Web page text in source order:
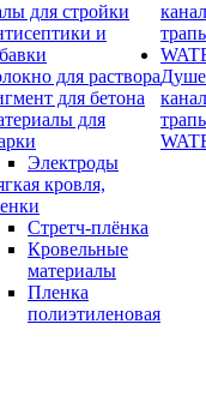
для стройки
и
для раствора
для бетона
для
Электроды
кровля,
Стретч-плёнка
Кровельные
материалы
Пленка
полиэтиленовая